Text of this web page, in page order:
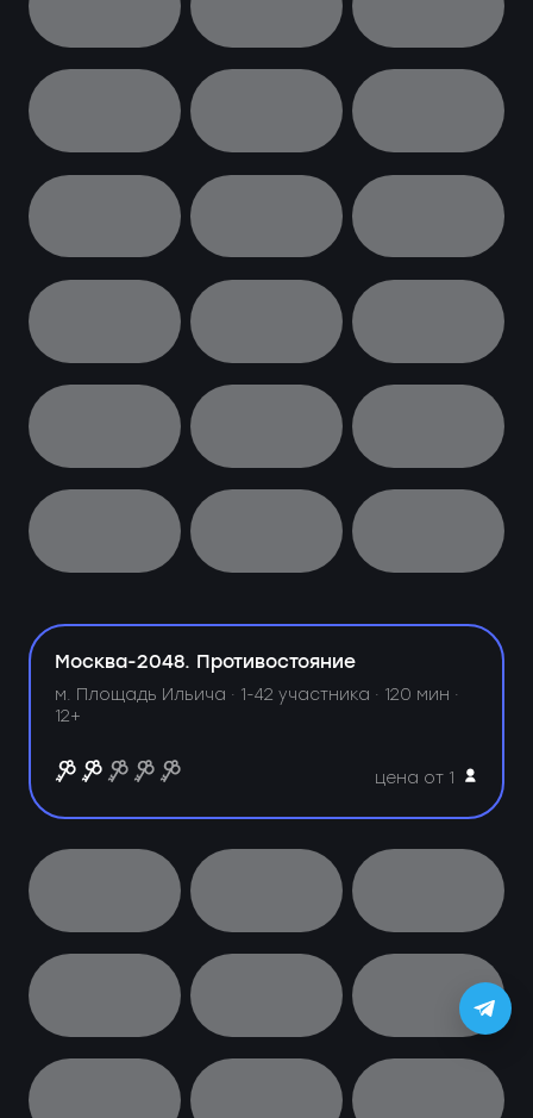
Москва-2048. Противостояние
м. Площадь Ильича · 1-42 участника · 120 мин ·
12+
цена от 1